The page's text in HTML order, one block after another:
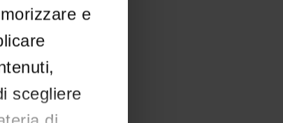
e
scegliere